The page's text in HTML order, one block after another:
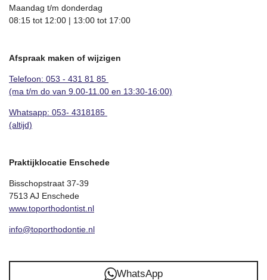
Maandag t/m donderdag
08:15 tot 12:00 | 13:00 tot 17:00
Afspraak maken of wijzigen
Telefoon: 053 - 431 81 85
(ma t/m do van 9.00-11.00 en 13:30-16:00)
Whatsapp: 053- 4318185
(altijd)
Praktijklocatie Enschede
Bisschopstraat 37-39
7513 AJ Enschede
www.toporthodontist.nl
info@toporthodontie.nl
WhatsApp